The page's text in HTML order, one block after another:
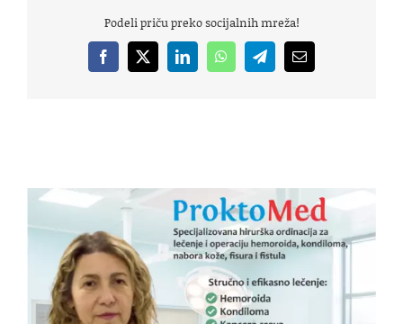
Podeli priču preko socijalnih mreža!
Facebook
X LinkedInWhatsAppTelegramEmail